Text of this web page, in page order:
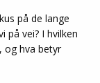
på de lange
på vei? I hvilken
og hva betyr